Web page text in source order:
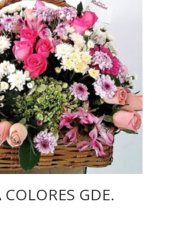
COLORES GDE.